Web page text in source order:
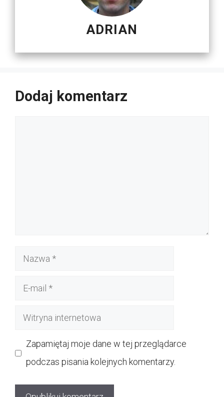
ADRIAN
Dodaj komentarz
Nazwa
Witryna
Zapamiętaj moje dane w tej przeglądarce
podczas pisania kolejnych komentarzy.